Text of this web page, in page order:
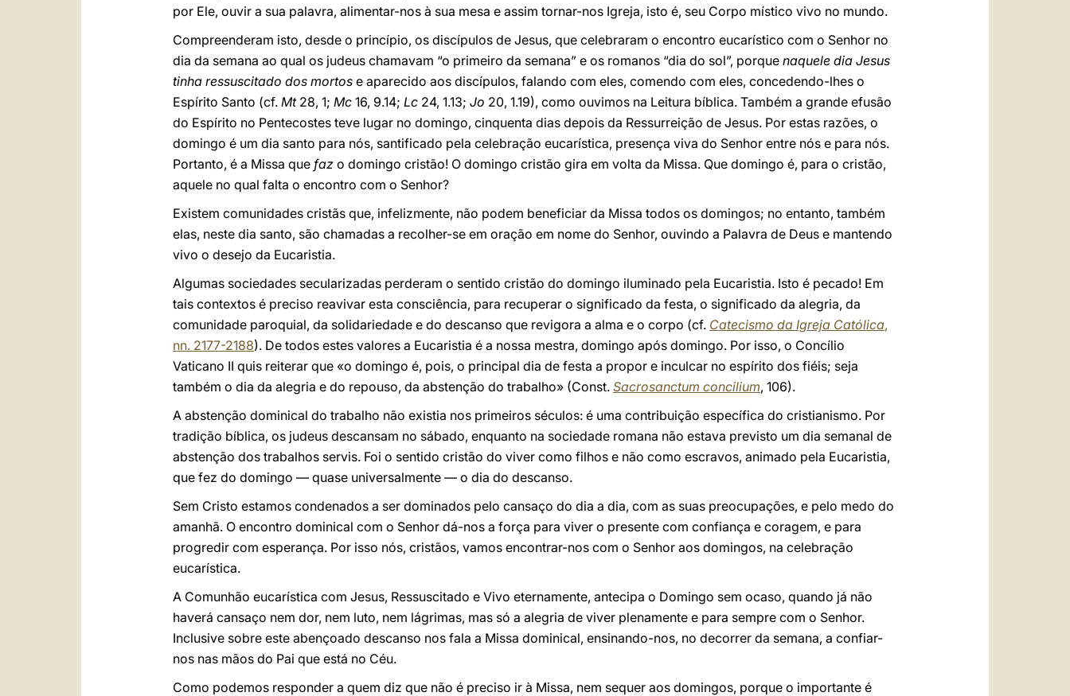
por Ele, ouvir a sua palavra, alimentar-nos à sua mesa e assim tornar-nos Igreja, isto é, seu Corpo místico vivo no mundo.
Compreenderam isto, desde o princípio, os discípulos de Jesus, que celebraram o encontro eucarístico com o Senhor no
dia da semana ao qual os judeus chamavam “o primeiro da semana” e os romanos “dia do sol”, porque naquele dia Jesus
tinha ressuscitado dos mortos e aparecido aos discípulos, falando com eles, comendo com eles, concedendo-lhes o
Espírito Santo (cf. Mt28, 1; Mc 16, 9.14; Lc 24, 1.13; Jo 20, 1.19), como ouvimos na Leitura bíblica. Também a grande efusão
do Espírito no Pentecostes teve lugar no domingo, cinquenta dias depois da Ressurreição de Jesus. Por estas razões, o
domingo é um dia santo para nós, santificado pela celebração eucarística, presença viva do Senhor entre nós e para nós.
Portanto, é a Missa que faz o domingo cristão! O domingo cristão gira em volta da Missa. Que domingo é, para o cristão,
aquele no qual falta o encontro com o Senhor?
Existem comunidades cristãs que, infelizmente, não podem beneficiar da Missa todos os domingos; no entanto, também
elas, neste dia santo, são chamadas a recolher-se em oração em nome do Senhor, ouvindo a Palavra de Deus e mantendo
vivo o desejo da Eucaristia.
Algumas sociedades secularizadas perderam o sentido cristão do domingo iluminado pela Eucaristia. Isto é pecado! Em
tais contextos é preciso reavivar esta consciência, para recuperar o significado da festa, o significado da alegria, da
comunidade paroquial, da solidariedade e do descanso que revigora a alma e o corpo (cf. Catecismo da Igreja Católica,
nn. 2177-2188). De todos estes valores a Eucaristia é a nossa mestra, domingo após domingo. Por isso, o Concílio
Vaticano II quis reiterar que «o domingo é, pois, o principal dia de festa a propor e inculcar no espírito dos fiéis; seja
também o dia da alegria e do repouso, da abstenção do trabalho» (Const. Sacrosanctum concilium, 106).
A abstenção dominical do trabalho não existia nos primeiros séculos: é uma contribuição específica do cristianismo. Por
tradição bíblica, os judeus descansam no sábado, enquanto na sociedade romana não estava previsto um dia semanal de
abstenção dos trabalhos servis. Foi o sentido cristão do viver como filhos e não como escravos, animado pela Eucaristia,
que fez do domingo — quase universalmente — o dia do descanso.
Sem Cristo estamos condenados a ser dominados pelo cansaço do dia a dia, com as suas preocupações, e pelo medo do
amanhã. O encontro dominical com o Senhor dá-nos a força para viver o presente com confiança e coragem, e para
progredir com esperança. Por isso nós, cristãos, vamos encontrar-nos com o Senhor aos domingos, na celebração
eucarística.
A Comunhão eucarística com Jesus, Ressuscitado e Vivo eternamente, antecipa o Domingo sem ocaso, quando já não
haverá cansaço nem dor, nem luto, nem lágrimas, mas só a alegria de viver plenamente e para sempre com o Senhor.
Inclusive sobre este abençoado descanso nos fala a Missa dominical, ensinando-nos, no decorrer da semana, a confiar-
nos nas mãos do Pai que está no Céu.
Como podemos responder a quem diz que não é preciso ir à Missa, nem sequer aos domingos, porque o importante é